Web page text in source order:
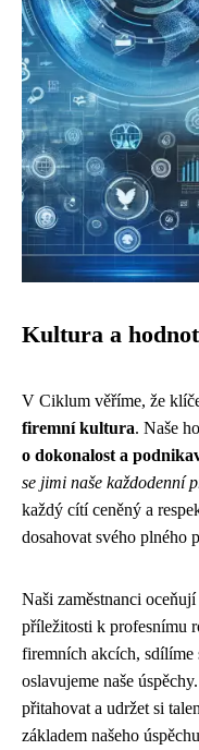
Kultura a
V Ciklum věříme, že
firemní kultura. Naše
o dokonalost a
se jimi naše každodenní
každý cítí ceněný a
dosahovat svého plného
Naši zaměstnanci
příležitosti k profesnímu
firemních akcích, sdílíme
oslavujeme naše
přitahovat a udržet si
základem našeho